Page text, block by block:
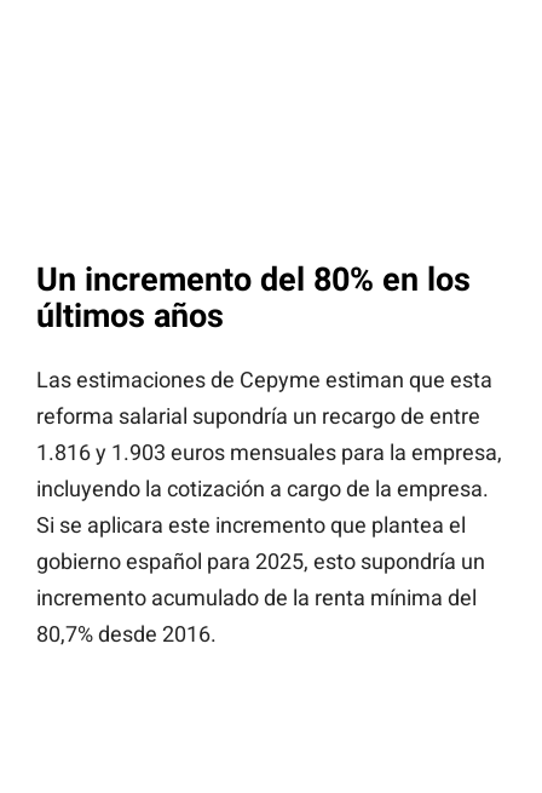
Un incremento del 80% en los
últimos años
Las estimaciones de Cepyme estiman que esta
reforma salarial supondría un recargo de entre
1.816 y 1.903 euros mensuales para la empresa,
incluyendo la cotización a cargo de la empresa.
Si se aplicara este incremento que plantea el
gobierno español para 2025, esto supondría un
incremento acumulado de la renta mínima del
80,7% desde 2016.